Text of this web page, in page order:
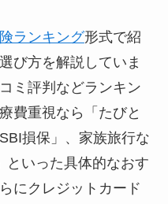
ランキング形式で紹
び方を解説していま
ミ評判などランキン
費重視なら「たびと
損保」、家族旅行な
といった具体的なおす
にクレジットカード